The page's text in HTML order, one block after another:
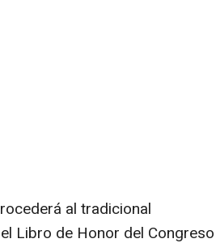
al tradicional
Libro de Honor del Congreso